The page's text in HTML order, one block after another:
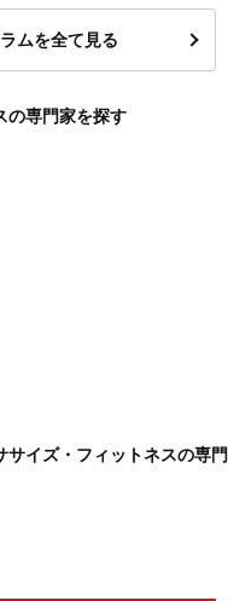
ムを全て見る
の専門家を探す
イズ・フィットネスの専門